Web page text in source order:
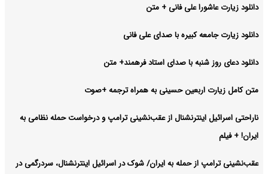
دانلود زیارت عاشورا علی فانی + متن
دانلود زیارت جامعه کبیره با صدای علی فانی
دانلود دعای روز شنبه با صدای استاد فرهمند+ متن
متن کامل زیارت اربعین حسینی به همراه ترجمه +صوت
ناراحتی اسرائیل اینترنشنال از عقب‌نشینی ترامپ و درخواست حمله نظامی به
ایران! + فیلم
عقب‌نشینی ترامپ از حمله به ایران/ شوک در اسرائیل اینترنشنال، سردرگمی در